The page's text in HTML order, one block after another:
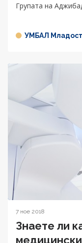
Групата на
УМБАЛ Младост
7 ное 2018
Знаете ли